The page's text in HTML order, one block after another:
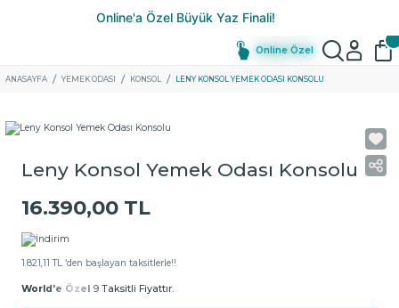
Online Özel
ANASAYFA YEMEK ODASI KONSOL LENY KONSOL YEMEK ODASI KONSOLU
Leny Konsol Yemek Odası Konsolu
16.390,00 TL
1.821,11 TL ‘den başlayan taksitlerle!!
World'e Özel 9 Taksitli Fiyattır.